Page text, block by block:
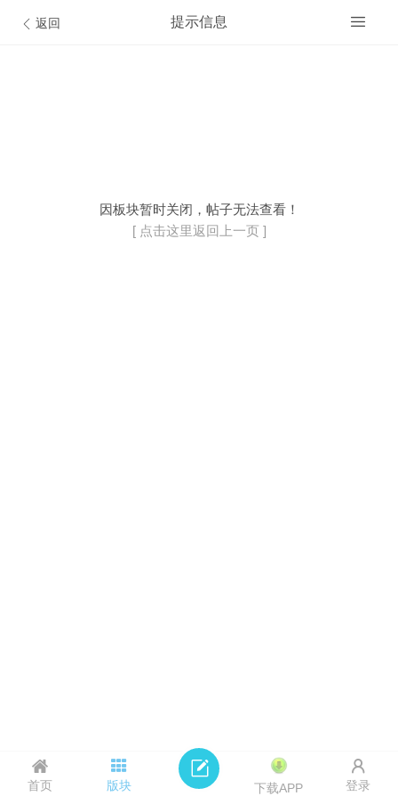
返回 提示信息
因板块暂时关闭，帖子无法查看！
[ 点击这里返回上一页 ]
首页 版块 下载APP 登录